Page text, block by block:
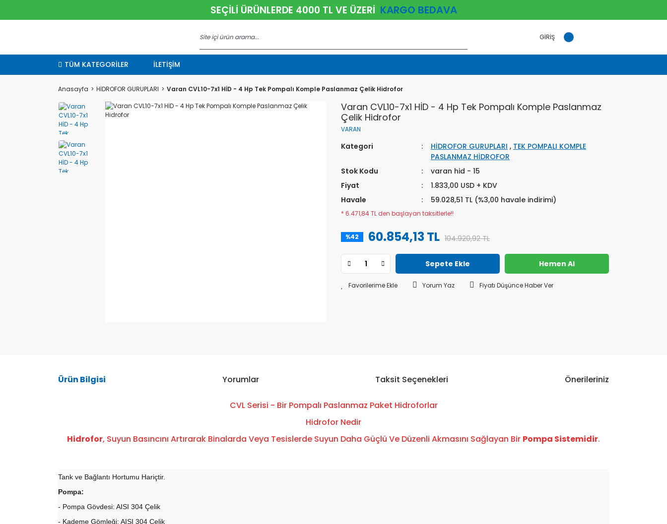
SEÇİLİ ÜRÜNLERDE 4000 TL VE ÜZERİ KARGO BEDAVA
GİRİŞ
TÜM KATEGORİLER İLETİŞİM
Anasayfa HİDROFOR GURUPLARI Varan CVL10-7x1 HİD - 4 Hp Tek Pompalı Komple Paslanmaz Çelik Hidrofor
Varan CVL10-7x1 HİD - 4 Hp Tek Pompalı Komple Paslanmaz
Çelik Hidrofor
VARAN
Kategori HİDROFOR GURUPLARI , TEK POMPALI KOMPLE
PASLANMAZ HİDROFOR
Stok Kodu
varan hid - 15
Fiyat
1.833,00 USD + KDV
Havale
59.028,51 TL (%3,00 havale indirimi)
* 6.471,84 TL den başlayan taksitlerle!!
%42 60.854,13 TL 104.920,92 TL
Sepete Ekle Hemen Al
Yorum Yaz Fiyatı Düşünce Haber Ver
Ürün Bilgisi Yorumlar Taksit Seçenekleri Önerileriniz
CVL Serisi - Bir Pompalı Paslanmaz Paket Hidroforlar
Hidrofor Nedir
Hidrofor, Suyun Basıncını Artırarak Binalarda Veya Tesislerde Suyun Daha Güçlü Ve Düzenli Akmasını Sağlayan Bir Pompa Sistemidir.
Tank ve Bağlantı Hortumu Hariçtir.
Pompa:
- Pompa Gövdesi: AISI 304 Çelik
- Kademe Gömleği: AISI 304 Çelik